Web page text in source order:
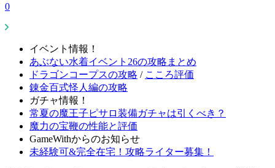
0
イベント情報！
あぶない水着イベント26の攻略まとめ
ドラゴンコープスの攻略 / こころ評価
錬金百式怪人編の攻略
ガチャ情報！
常夏の魔王子ピサロ装備ガチャは引くべき？
魔力の宝鞭の性能と評価
GameWithからのお知らせ
未経験可&完全在宅！攻略ライター募集！